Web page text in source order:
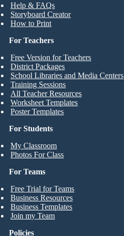
Help & FAQs
Storyboard Creator
How to Print
For Students
My Classroom
Photos For Class
For Teachers
Free Version for Teachers
District Packages
School Libraries and Media Centers
Training Sessions
All Teacher Resources
Worksheet Templates
Poster Templates
For Teams
Free Trial for Teams
Business Resources
Business Templates
Join my Team
Policies